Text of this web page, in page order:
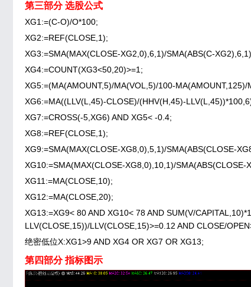
第三部分 选股公式
XG1:=(C-O)/O*100;
XG2:=REF(CLOSE,1);
XG3:=SMA(MAX(CLOSE-XG2,0),6,1)/SMA(ABS(C-
XG4:=COUNT(XG3<50,20)>=1;
XG5:=(MA(AMOUNT,5)/MA(VOL,5)/100-
XG6:=MA((LLV(L,45)-CLOSE)/(HHV(H,45)-
XG7:=CROSS(-5,XG6) AND XG5< -0.4;
XG8:=REF(CLOSE,1);
XG9:=SMA(MAX(CLOSE-XG8,0),5,1)/SMA(ABS(CLOSE-
XG10:=SMA(MAX(CLOSE-XG8,0),10,1)/SMA(ABS(CLOSE-
XG11:=MA(CLOSE,10);
XG12:=MA(CLOSE,20);
XG13:=XG9< 80 AND XG10< 78 AND SUM(V/
LLV(CLOSE,15))/LLV(CLOSE,15)>=0.12 AND CLOSE/
绝密低位X:XG1>9 AND XG4 OR XG7 OR XG13;
第四部分 指标图示